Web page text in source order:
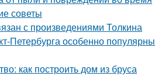
советы
с произведениями Толкина
Петербурга особенно популярны
как построить дом из бруса